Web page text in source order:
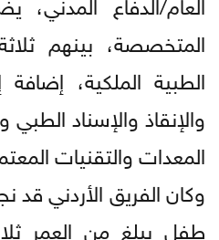
المتخصصة، بينهم
الطبية الملكية،
والإنقاذ والإسناد
المعدات والتقنيات
وكان الفريق الأردني قد
طفل يبلغ من العمر